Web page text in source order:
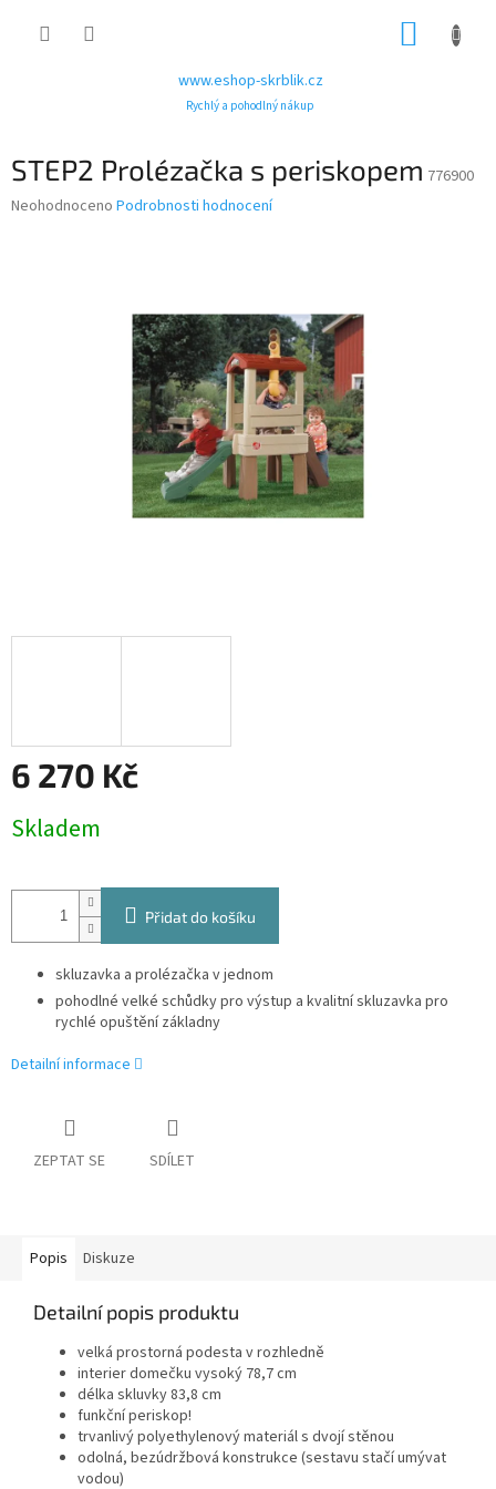
www.eshop-skrblik.cz
Rychlý a pohodlný nákup
STEP2 Prolézačka s periskopem 776900
Průměrné
Neohodnoceno Podrobnosti hodnocení
6 270 Kč
cena:
Skladem
Přidat do košíku
skluzavka a prolézačka v jednom
pohodlné velké schůdky pro výstup a kvalitní skluzavka pro
rychlé opuštění základny
Detailní informace
ZEPTAT SE SDÍLET
Popis Diskuze
Detailní popis produktu
velká prostorná podesta v rozhledně
interier domečku vysoký 78,7 cm
délka skluvky 83,8 cm
funkční periskop!
trvanlivý polyethylenový materiál s dvojí stěnou
odolná, bezúdržbová konstrukce (sestavu stačí umývat
vodou)